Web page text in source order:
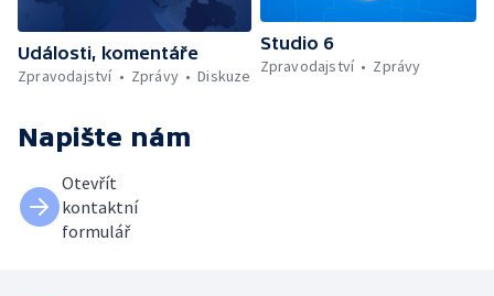
Události, komentáře
Zpravodajství
Zprávy Diskuze
Studio 6
Zpravodajství
Zprávy
Napište nám
Otevřít
kontaktní
formulář